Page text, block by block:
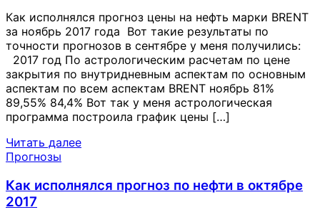
Как исполнялся прогноз цены на нефть марки BRENT
за ноябрь 2017 года Вот такие результаты по
точности прогнозов в сентябре у меня получились:
2017 год По астрологическим расчетам по цене
закрытия по внутридневным аспектам по основным
аспектам по всем аспектам BRENT ноябрь 81%
89,55% 84,4% Вот так у меня астрологическая
программа построила график цены […]
Читать далее
Прогнозы
Как исполнялся прогноз по нефти в октябре
2017